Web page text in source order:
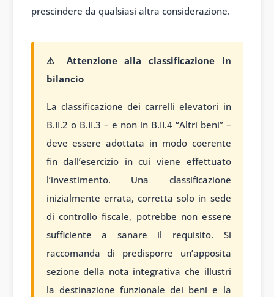
prescindere da qualsiasi altra considerazione.
⚠️ Attenzione alla classificazione in
bilancio
La classificazione dei carrelli elevatori in
B.II.2 o B.II.3 – e non in B.II.4 “Altri beni” –
deve essere adottata in modo coerente
fin dall’esercizio in cui viene effettuato
l’investimento. Una classificazione
inizialmente errata, corretta solo in sede
di controllo fiscale, potrebbe non essere
sufficiente a sanare il requisito. Si
raccomanda di predisporre un’apposita
sezione della nota integrativa che illustri
la destinazione funzionale dei beni e la